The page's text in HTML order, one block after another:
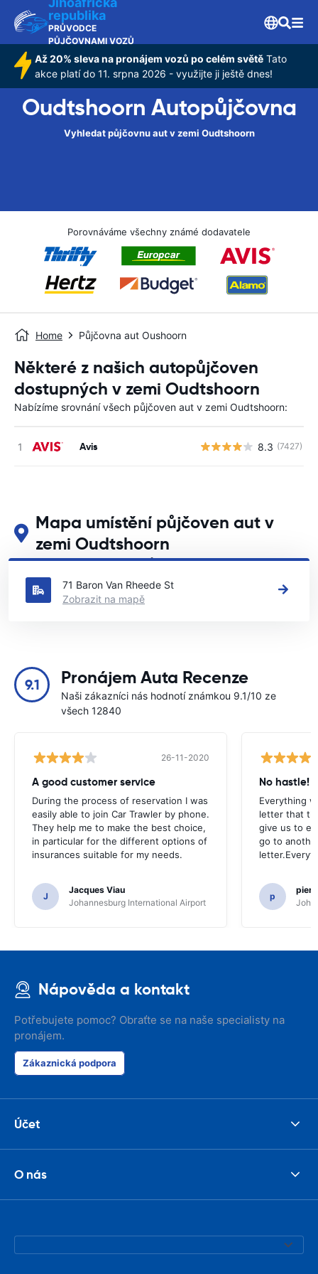
republika
PRŮVODCE
PŮJČOVNAMI VOZŮ
Až 20% sleva na pronájem vozů po celém světě Tato
akce platí do 11. srpna 2026 - využijte ji ještě dnes!
Oudtshoorn Autopůjčovna
Vyhledat půjčovnu aut v zemi Oudtshoorn
Porovnáváme všechny známé dodavatele
Home Půjčovna aut Oushoorn
Některé z našich autopůjčoven
dostupných v zemi Oudtshoorn
Nabízíme srovnání všech půjčoven aut v zemi Oudtshoorn:
Avis 8.3 (7427)
Mapa umístění půjčoven aut v
zemi Oudtshoorn
Podívejte se na naše hlavní půjčovny aut v zemi Oudtshoorn
71 Baron Van Rheede St
Zobrazit na mapě
9.1 Pronájem Auta Recenze
Naši zákazníci nás hodnotí známkou 9.1/10 ze
všech 12840
26-11-2020
A good customer service
During the process of reservation I was
easily able to join Car Trawler by phone.
They help me to make the best choice,
in particular for the different options of
insurances suitable for my needs.
J
Jacques Viau
Johannesburg International Airport
No hastle!
Everything
letter that
give us to
go to
p
Nápověda a kontakt
Potřebujete pomoc? Obraťte se na naše specialisty na
pronájem.
Zákaznická podpora
Účet
O nás